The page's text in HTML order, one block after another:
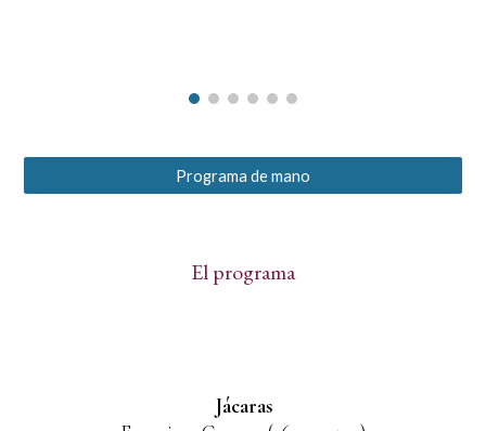
Programa de mano
El programa
Jácaras